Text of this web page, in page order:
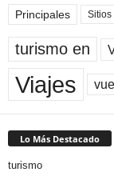
Principales Sitios
turismo en
Viajes
Lo Más Destacado
turismo